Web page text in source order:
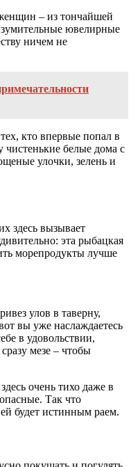
– из тончайшей
ювелирные
ничем не
кто впервые попал в
белые дома с
улочки, зелень и
здесь вызывает
эта рыбацкая
морепродукты лучше
улов в таверну,
вы уже наслаждаетесь
в удовольствии,
мезе – чтобы
очень тихо даже в
Так что
будет истинным раем.